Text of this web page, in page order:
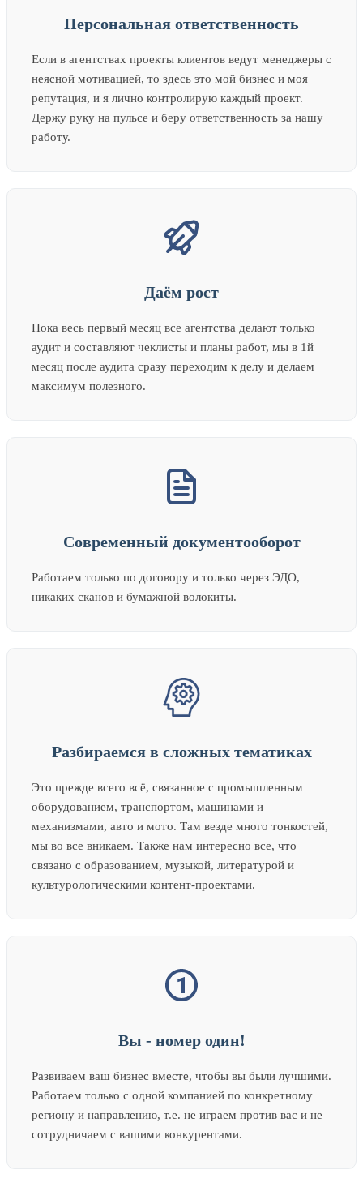
Персональная ответственность
Если в агентствах проекты клиентов ведут менеджеры с
неясной мотивацией, то здесь это мой бизнес и моя
репутация, и я лично контролирую каждый проект.
Держу руку на пульсе и беру ответственность за нашу
работу.
Даём рост
Пока весь первый месяц все агентства делают только
аудит и составляют чеклисты и планы работ, мы в 1й
месяц после аудита сразу переходим к делу и делаем
максимум полезного.
Современный документооборот
Работаем только по договору и только через ЭДО,
никаких сканов и бумажной волокиты.
Разбираемся в сложных тематиках
Это прежде всего всё, связанное с промышленным
оборудованием, транспортом, машинами и
механизмами, авто и мото. Там везде много тонкостей,
мы во все вникаем. Также нам интересно все, что
связано с образованием, музыкой, литературой и
культурологическими контент-проектами.
Вы - номер один!
Развиваем ваш бизнес вместе, чтобы вы были лучшими.
Работаем только с одной компанией по конкретному
региону и направлению, т.е. не играем против вас и не
сотрудничаем с вашими конкурентами.